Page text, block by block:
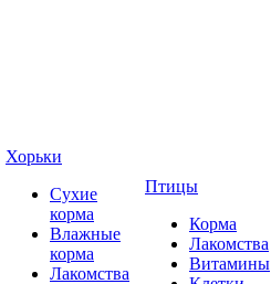
Хорьки
Сухие
корма
Влажные
корма
Лакомства
Птицы
Корма
Лакомства
Витамины